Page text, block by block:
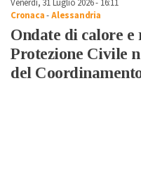
Venerdì, 31 Luglio 2026 - 16:11
Cronaca-Alessandria
Ondate di calore
Protezione Civile
del